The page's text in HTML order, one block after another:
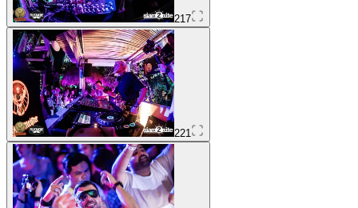
217
221